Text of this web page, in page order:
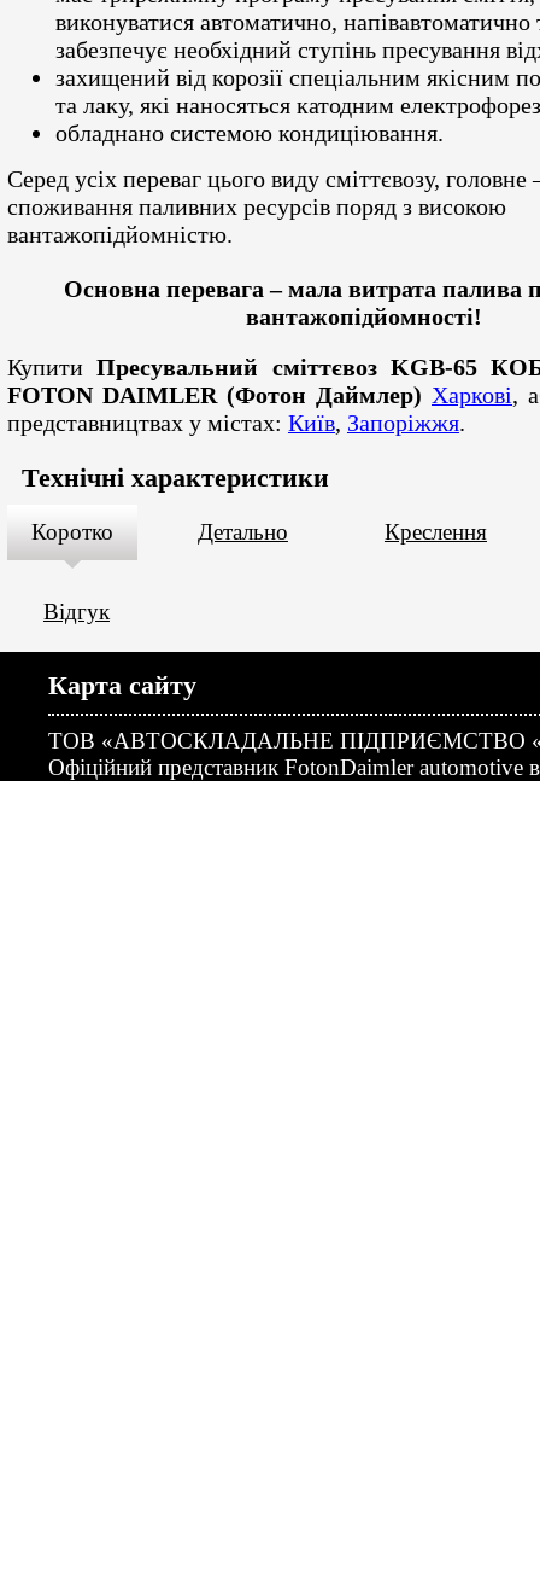
виконуватися автоматично,
забезпечує необхідний ступінь пресування
захищений від корозії спеціальним якісним
та лаку, які наносяться катодним
обладнано системою кондиціювання.
Серед усіх переваг цього виду сміттєвозу,
споживання паливних ресурсів поряд з високою
вантажопідйомністю.
Основна перевага – мала витрата палива
вантажопідйомності!
КупитиПресувальний сміттєвоз KGB-65
FOTON DAIMLER (Фотон Даймлер) Харкові,
представництвах у містах: Київ, Запоріжжя.
Технічні характеристики
Коротко Детально Креслення
Відгук
Карта сайту
ТОВ «АВТОСКЛАДАЛЬНЕ ПІДПРИЄМСТВО
Офіційний представник FotonDaimler automotive в